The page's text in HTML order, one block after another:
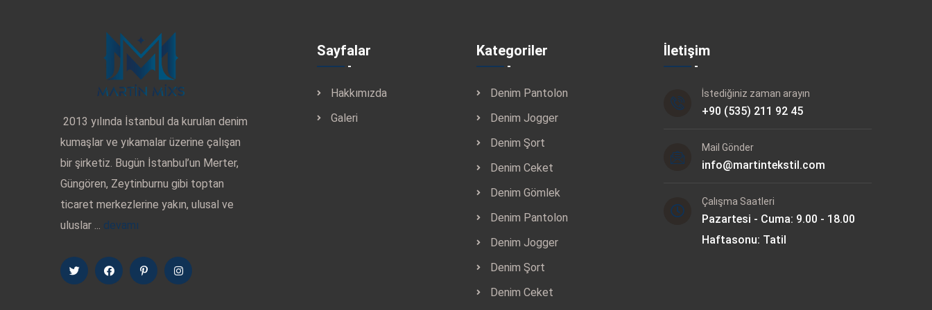
2013 yılında İstanbul da kurulan denim
kumaşlar ve yıkamalar üzerine çalışan
bir şirketiz. Bugün İstanbul’un Merter,
Güngören, Zeytinburnu gibi toptan
ticaret merkezlerine yakın, ulusal ve
uluslar ... devamı
Sayfalar
Hakkımızda
Galeri
Kategoriler
Denim Pantolon
Denim Jogger
Denim Şort
Denim Ceket
Denim Gömlek
Denim Pantolon
Denim Jogger
Denim Şort
Denim Ceket
İletişim
İstediğiniz zaman arayın
+90 (535) 211 92 45
Mail Gönder
info@martintekstil.com
Çalışma Saatleri
Pazartesi - Cuma: 9.00 - 18.00
Haftasonu: Tatil